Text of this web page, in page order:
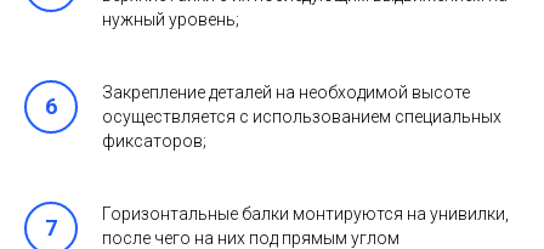
нужный уровень;
Закрепление деталей на необходимой высоте
осуществляется с использованием специальных
фиксаторов;
Горизонтальные балки монтируются на унивилки,
после чего на них под прямым углом